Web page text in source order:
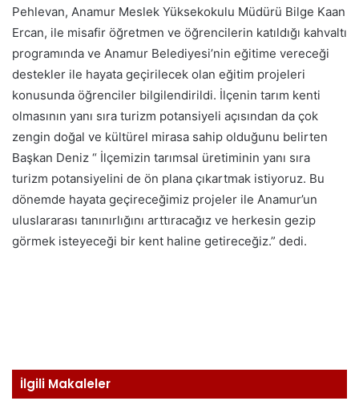
Pehlevan, Anamur Meslek Yüksekokulu Müdürü Bilge Kaan
Ercan, ile misafir öğretmen ve öğrencilerin katıldığı kahvaltı
programında ve Anamur Belediyesi’nin eğitime vereceği
destekler ile hayata geçirilecek olan eğitim projeleri
konusunda öğrenciler bilgilendirildi. İlçenin tarım kenti
olmasının yanı sıra turizm potansiyeli açısından da çok
zengin doğal ve kültürel mirasa sahip olduğunu belirten
Başkan Deniz “ İlçemizin tarımsal üretiminin yanı sıra
turizm potansiyelini de ön plana çıkartmak istiyoruz. Bu
dönemde hayata geçireceğimiz projeler ile Anamur’un
uluslararası tanınırlığını arttıracağız ve herkesin gezip
görmek isteyeceği bir kent haline getireceğiz.” dedi.
İlgili Makaleler